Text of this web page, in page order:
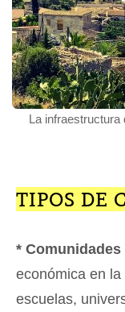
La infraestructura
TIPOS DE
*
económica en la
escuelas,